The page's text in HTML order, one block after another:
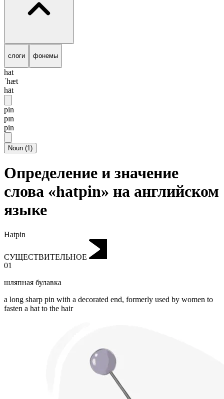
слоги фонемы
hat
ˈhæt
hāt
pin
pɪn
pin
Noun (1)
Определение и значение
слова «hatpin» на английском
языке
Hatpin
СУЩЕСТВИТЕЛЬНОЕ
01
шляпная булавка
a long sharp pin with a decorated end, formerly used by women to
fasten a hat to the hair